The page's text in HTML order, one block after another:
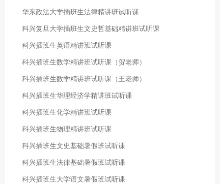
华东政法大学插班生法律精讲班试听课
科兴复旦大学插班生文史哲基础精讲班试听课
科兴插班生英语精讲班试听课
科兴插班生数学精讲班试听课（贺老师）
科兴插班生数学精讲班试听课（王老师）
科兴插班生华理经济学精讲班试听课
科兴插班生化学精讲班试听课
科兴插班生物理精讲班试听课
科兴插班生文史基础暑假班试听课
科兴插班生法律基础暑假班试听课
科兴插班生大学语文暑假班试听课